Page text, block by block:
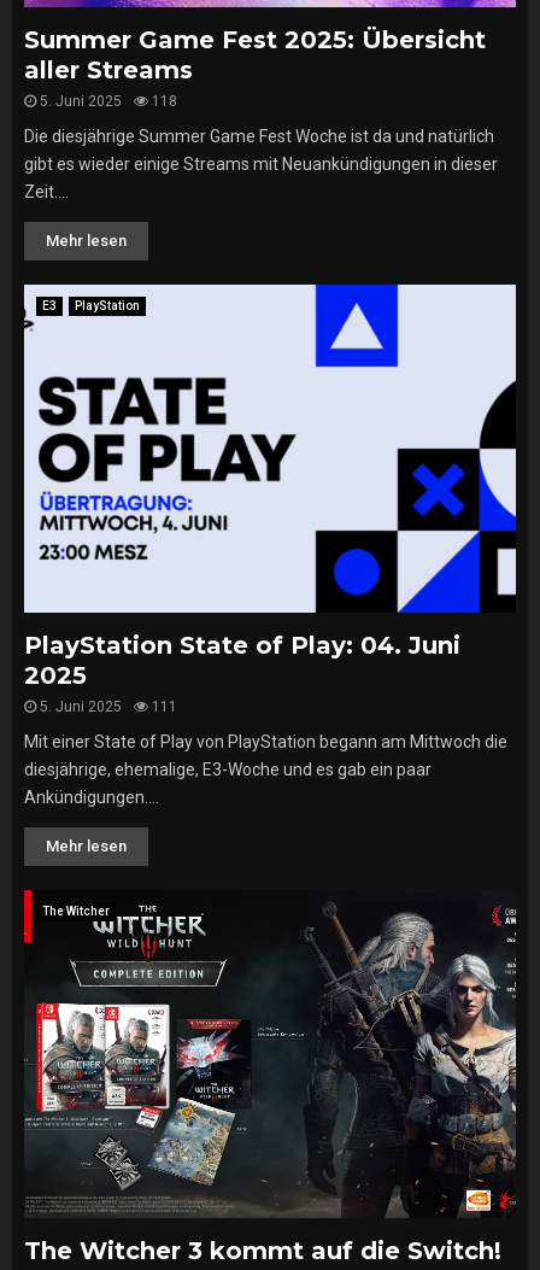
Summer Game Fest 2025: Übersicht
aller Streams
5. Juni 2025 118
Die diesjährige Summer Game Fest Woche ist da und natürlich
gibt es wieder einige Streams mit Neuankündigungen in dieser
Zeit....
Mehr lesen
E3 PlayStation
PlayStation State of Play: 04. Juni
2025
5. Juni 2025 111
Mit einer State of Play von PlayStation begann am Mittwoch die
diesjährige, ehemalige, E3-Woche und es gab ein paar
Ankündigungen....
Mehr lesen
The Witcher
The Witcher 3 kommt auf die Switch!